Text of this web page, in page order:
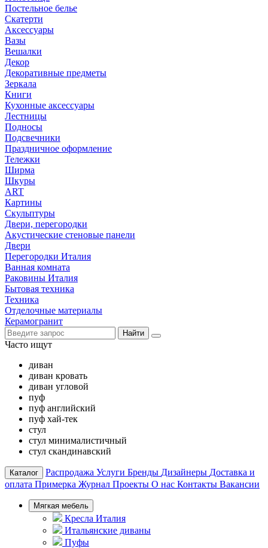
Постельное белье
Скатерти
Аксессуары
Вазы
Вешалки
Декор
Декоративные предметы
Зеркала
Книги
Кухонные аксессуары
Лестницы
Подносы
Подсвечники
Праздничное оформление
Тележки
Ширма
Шкуры
ART
Картины
Скульптуры
Двери, перегородки
Акустические стеновые панели
Двери
Перегородки Италия
Ванная комната
Раковины Италия
Бытовая техника
Техника
Отделочные материалы
Керамогранит
Найти
Часто ищут
диван
диван кровать
диван угловой
пуф
пуф английский
пуф хай-тек
стул
стул минималистичный
стул скандинавский
Каталог Распродажа Услуги Бренды Дизайнеры Доставка и
оплата Примерка Журнал Проекты О нас Контакты Вакансии
Мягкая мебель
Кресла Италия
Итальянские диваны
Пуфы